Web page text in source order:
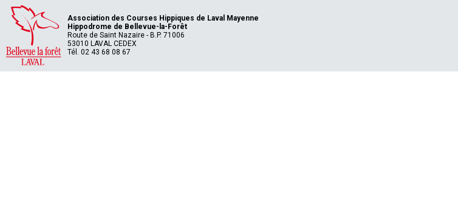
Association des Courses Hippiques de Laval Mayenne
Hippodrome de Bellevue-la-Forêt
Route de Saint Nazaire - B.P. 71006
53010 LAVAL CEDEX
Tél. 02 43 68 08 67